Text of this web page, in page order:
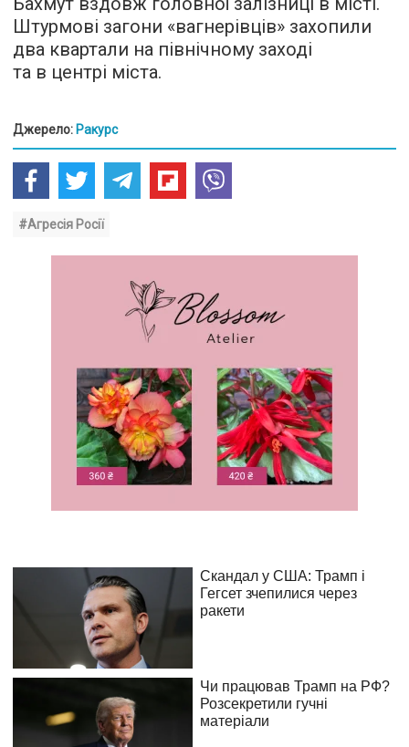
Штурмові загони «вагнерівців» захопили
два квартали на північному заході
та в центрі міста.
Джерело: Ракурс
#Агресія Росії